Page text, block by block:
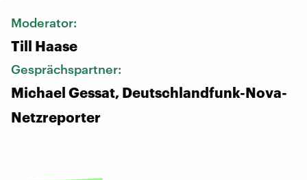
Moderator:
Till Haase
Gesprächspartner:
Michael Gessat, Deutschlandfunk-Nova-
Netzreporter